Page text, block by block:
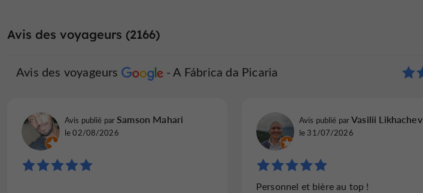
Avis des voyageurs (2166)
Avis des voyageurs A Fábrica da Picaria
Avis publié par Samson Mahari
le 02/08/2026
Avis publié parVasilii Likhachev
le 31/07/2026
Personnel et bière au top !